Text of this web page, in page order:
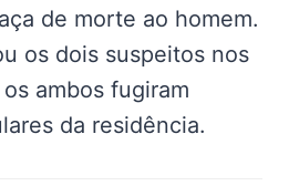
de morte ao homem.
os dois suspeitos nos
ambos fugiram
da residência.